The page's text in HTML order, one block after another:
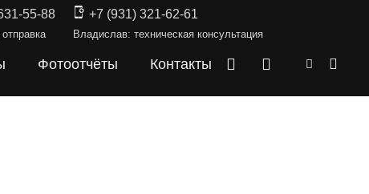
55-88 +7 (931) 321-62-61
Владислав: техническая консультация
Фотоотчёты Контакты